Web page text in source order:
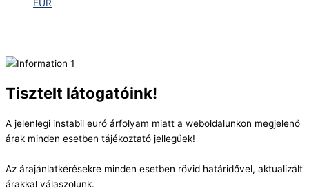
EUR
Tisztelt látogatóink!
A jelenlegi instabil euró árfolyam miatt a weboldalunkon megjelenő
árak minden esetben tájékoztató jellegűek!
Az árajánlatkérésekre minden esetben rövid határidővel, aktualizált
árakkal válaszolunk.